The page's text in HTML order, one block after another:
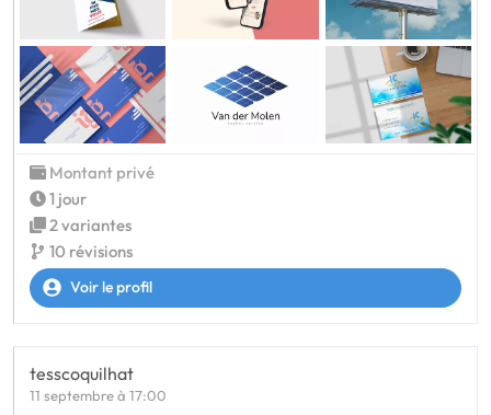
Montant privé
1 jour
2 variantes
10 révisions
Voir le profil
tesscoquilhat
11 septembre à 17:00